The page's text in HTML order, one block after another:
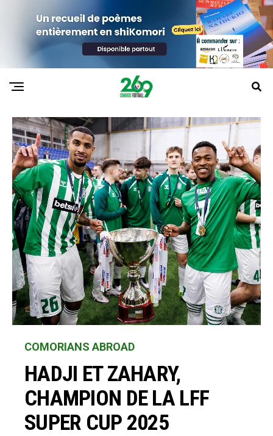
COMORIANS ABROAD
HADJI ET ZAHARY,
CHAMPION DE LA LFF
SUPER CUP 2025